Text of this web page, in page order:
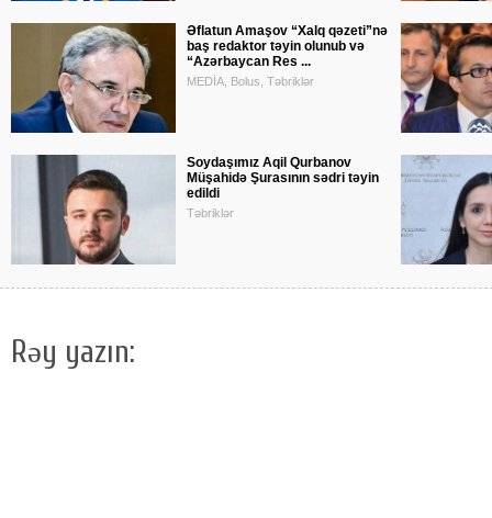
Əflatun Amaşov “Xalq qəzeti”nə
baş redaktor təyin olunub və
“Azərbaycan Res ...
MEDİA, Bolus, Təbriklər
Soydaşımız Aqil Qurbanov
Müşahidə Şurasının sədri təyin
edildi
Təbriklər
Rəy yazın: